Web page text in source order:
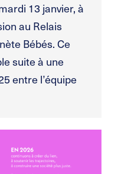
13 janvier, à
au Relais
Bébés. Ce
suite à une
entre l’équipe